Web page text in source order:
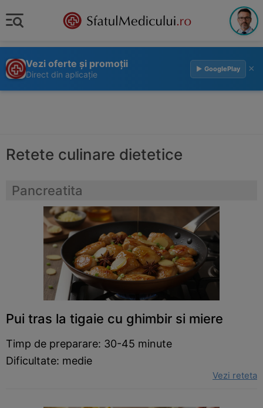
Vezi oferte și promoții
Direct din aplicație
▶ GooglePlay ×
Retete culinare dietetice
Pancreatita
Pui tras la tigaie cu ghimbir si miere
Timp de preparare: 30-45 minute
Dificultate: medie
Vezi reteta